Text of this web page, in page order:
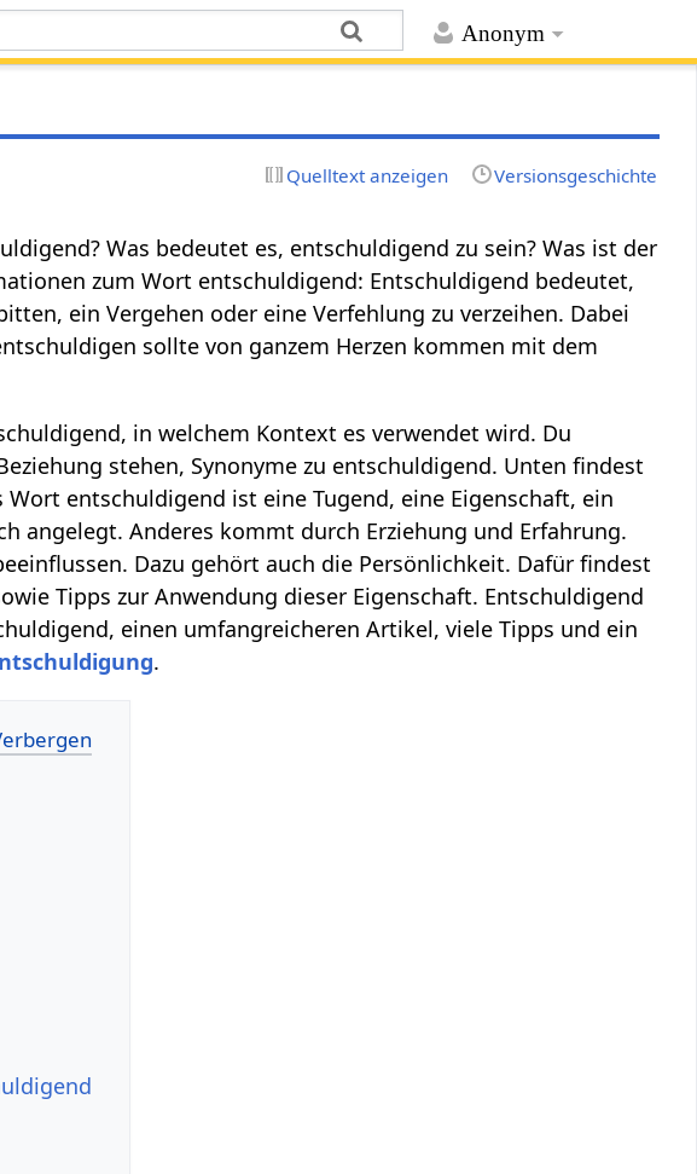
Anonym
Quelltext anzeigen Versionsgeschichte
Was bedeutet es, entschuldigend zu sein? Was ist der
zum Wort entschuldigend: Entschuldigend bedeutet,
ein Vergehen oder eine Verfehlung zu verzeihen. Dabei
sollte von ganzem Herzen kommen mit dem
in welchem Kontext es verwendet wird. Du
stehen, Synonyme zu entschuldigend. Unten findest
entschuldigend ist eine Tugend, eine Eigenschaft, ein
angelegt. Anderes kommt durch Erziehung und Erfahrung.
Dazu gehört auch die Persönlichkeit. Dafür findest
Tipps zur Anwendung dieser Eigenschaft. Entschuldigend
einen umfangreicheren Artikel, viele Tipps und ein
.